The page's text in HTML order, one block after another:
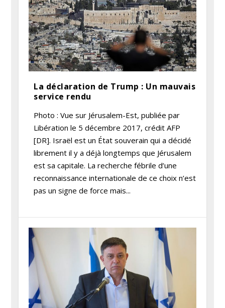
La déclaration de Trump : Un mauvais
service rendu
Photo : Vue sur Jérusalem-Est, publiée par
Libération le 5 décembre 2017, crédit AFP
[DR]. Israël est un État souverain qui a décidé
librement il y a déjà longtemps que Jérusalem
est sa capitale. La recherche fébrile d’une
reconnaissance internationale de ce choix n’est
pas un signe de force mais...